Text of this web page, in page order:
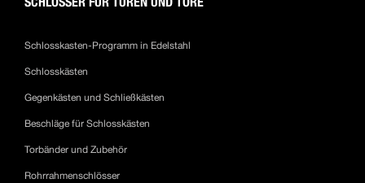
Schlosskasten-Programm in Edelstahl
Schlosskästen
Gegenkästen und Schließkästen
Beschläge für Schlosskästen
Torbänder und Zubehör
Rohrrahmenschlösser